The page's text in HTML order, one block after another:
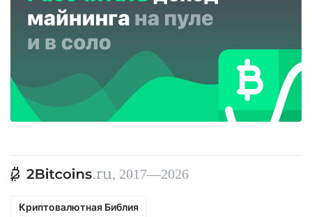
, 2017—2026
Криптовалютная Библия